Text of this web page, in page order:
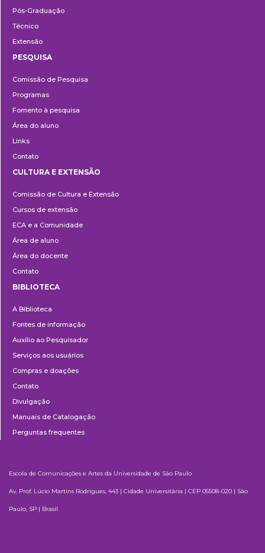
Pós-Graduação
Técnico
Extensão
PESQUISA
Comissão de Pesquisa
Programas
Fomento à pesquisa
Área do aluno
Links
Contato
e
Extensão
CULTURA E EXTENSÃO
Comissão de Cultura e Extensão
Cursos de extensão
ECA e a Comunidade
Área de aluno
Área do docente
Contato
BIBLIOTECA
A Biblioteca
Fontes de informação
Auxílio ao Pesquisador
Serviços aos usuários
Compras e doações
Contato
Divulgação
Manuais de Catalogação
Perguntas frequentes
Escola de Comunicações e Artes da Universidade de São Paulo
Av. Prof. Lúcio Martins Rodrigues, 443 | Cidade Universitária | CEP 05508-020 | São
Paulo, SP | Brasil